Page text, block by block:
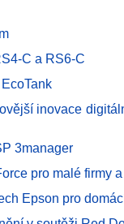
C a RS6-C
inovace
3manager
pro malé firmy
Epson pro